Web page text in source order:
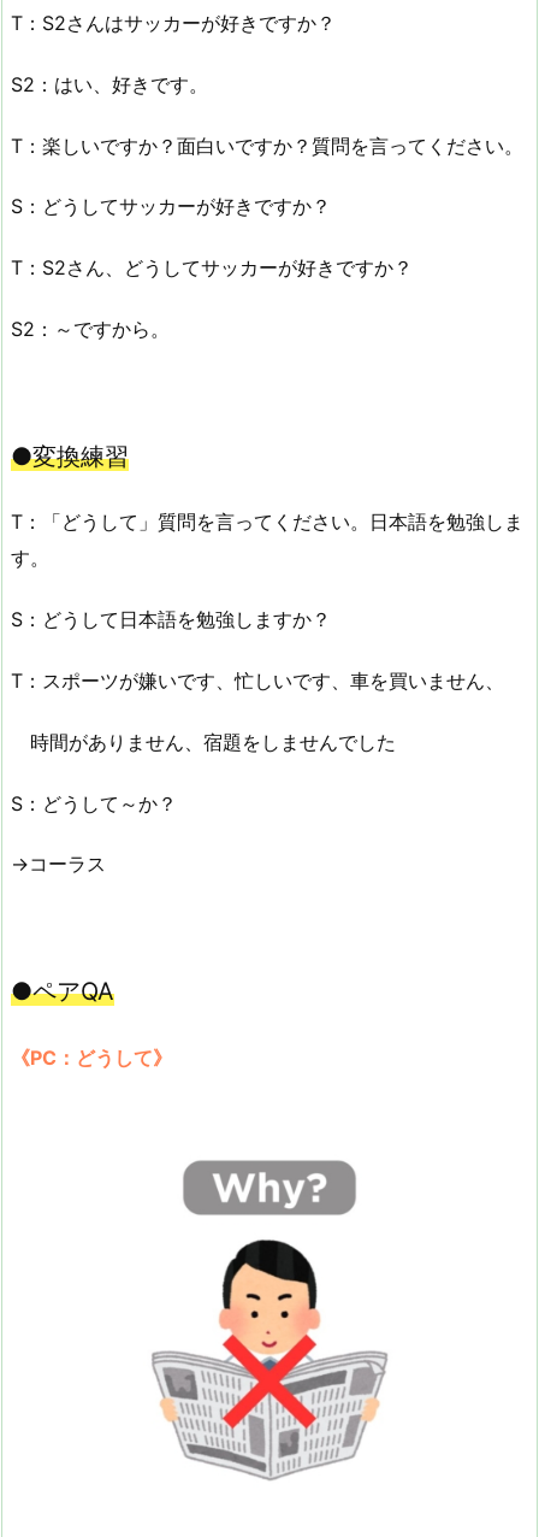
T：S2さんはサッカーが好きですか？
S2：はい、好きです。
T：楽しいですか？面白いですか？質問を言ってください。
S：どうしてサッカーが好きですか？
T：S2さん、どうしてサッカーが好きですか？
S2：～ですから。
●変換練習
T：「どうして」質問を言ってください。日本語を勉強しま
す。
S：どうして日本語を勉強しますか？
T：スポーツが嫌いです、忙しいです、車を買いません、
時間がありません、宿題をしませんでした
S：どうして～か？
→コーラス
●ペアQA
《PC：どうして》